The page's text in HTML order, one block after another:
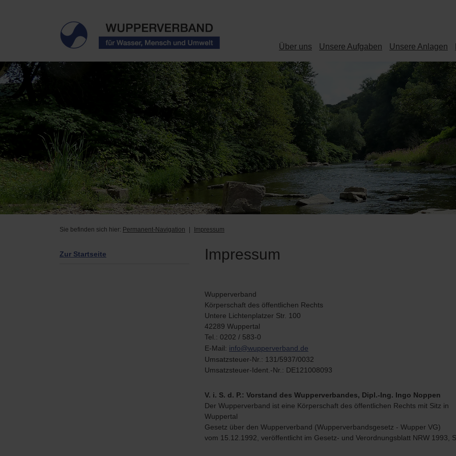
Über uns Unsere Aufgaben Unsere Anlagen
Sie befinden sich hier: Permanent-Navigation Impressum
Zur Startseite Impressum
Wupperverband
Körperschaft des öffentlichen Rechts
Untere Lichtenplatzer Str. 100
42289 Wuppertal
Tel.: 0202 / 583-0
E-Mail: info@wupperverband.de
Umsatzsteuer-Nr.: 131/5937/0032
Umsatzsteuer-Ident.-Nr.: DE121008093
V. i. S. d. P.: Vorstand des Wupperverbandes, Dipl.-Ing. Ingo Noppen
Der Wupperverband ist eine Körperschaft des öffentlichen Rechts mit Sitz in
Wuppertal
Gesetz über den Wupperverband (Wupperverbandsgesetz - Wupper VG)
vom 15.12.1992, veröffentlicht im Gesetz- und Verordnungsblatt NRW 1993,